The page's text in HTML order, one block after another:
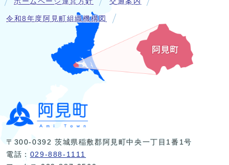
令和8年度阿見町組織機構図
〒300-0392 茨城県稲敷郡阿見町中央一丁目1番1号
電話： 029-888-1111